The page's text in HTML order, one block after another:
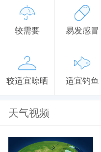
较需要 易发感冒
较适宜晾晒 适宜钓鱼
天气视频